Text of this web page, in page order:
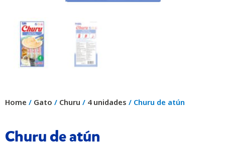
Home / Gato / Churu / 4 unidades / Churu de atún
Churu de atún